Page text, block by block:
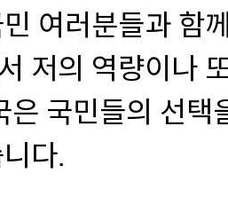
여러분들과 함
저의 역량이나
은 국민들의 선택
다.